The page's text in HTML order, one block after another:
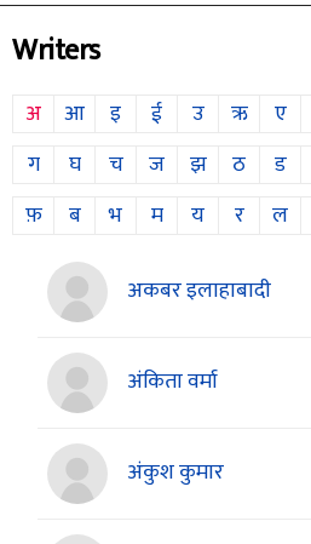
Writers
अ आ इ ई उ ऋ ए
ग
घ च ज झ ठ ड
फ़
ब भ म य र ल
अकबर इलाहाबादी
अंकिता वर्मा
अंकुश कुमार